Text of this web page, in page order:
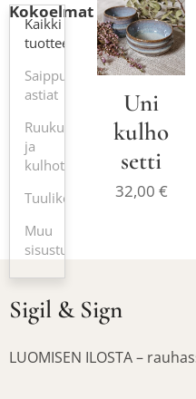
Kokoelmat
Kaikki
tuotteet
Saippua-
astiat
Ruukut
ja
kulhot
Tuulikellot
Muu
sisustus
Uni
kulho
setti
32,00 €
Sigil & Sign
LUOMISEN ILOSTA –